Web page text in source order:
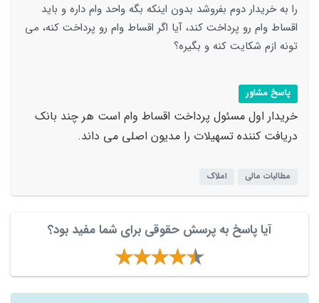
را به خریدار دوم بفروشد بدون اینکه بگه واحد وام داره و باید
اقساط وام رو پرداخت کند، آیا اگر اقساط وام رو پرداخت کنه، می
تونه ازم شکایت کنه و بگیره؟
پاسخ مشاور
خریدار اول مسئول پرداخت اقساط وام است هر چند بانک
دریافت کننده تسهیلات را مدیون اصلی می داند.
مطالبات مالی املاک
آیا پاسخ به پرسش حقوقی برای شما مفید بود؟